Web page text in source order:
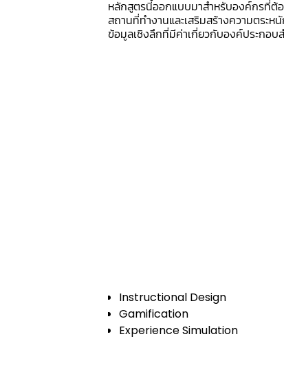
หลักสูตรนี้ออกแบบมาสำหรับองค์กรที่ต้
สถานที่ทำงานและเสริมสร้างความตระห
ข้อมูลเชิงลึกที่มีค่าเกี่ยวกับองค์ประกอ
Instructional Design
Gamification
Experience Simulation